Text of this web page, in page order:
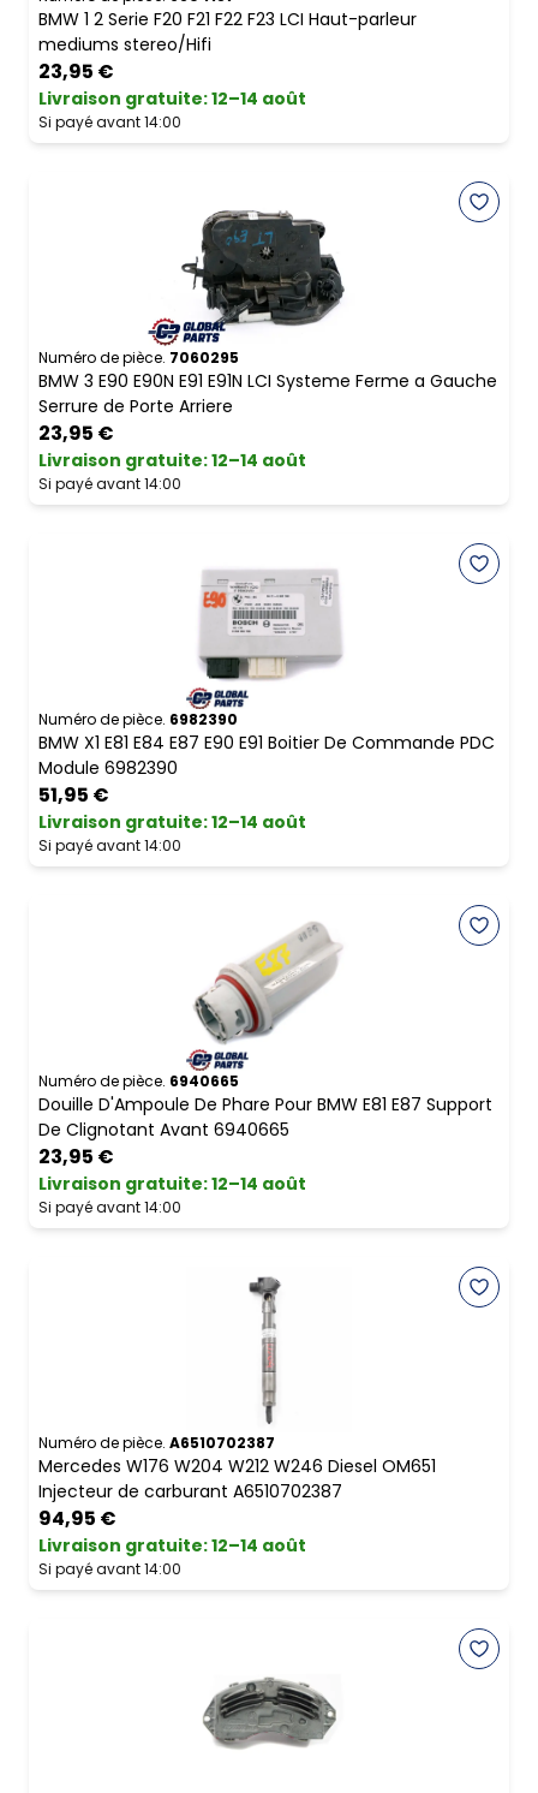
BMW 1 2 Serie F20 F21 F22 F23 LCI Haut-parleur
mediums stereo/Hifi
23,95 €
Livraison gratuite:12–14 août
Si payé avant 14:00
Numéro de pièce. 7060295
BMW 3 E90 E90N E91 E91N LCI Systeme Ferme a Gauche
Serrure de Porte Arriere
23,95 €
Livraison gratuite:12–14 août
Si payé avant 14:00
Numéro de pièce. 6982390
BMW X1 E81 E84 E87 E90 E91 Boitier De Commande PDC
Module 6982390
51,95 €
Livraison gratuite:12–14 août
Si payé avant 14:00
Numéro de pièce. 6940665
Douille D'Ampoule De Phare Pour BMW E81 E87 Support
De Clignotant Avant 6940665
23,95 €
Livraison gratuite:12–14 août
Si payé avant 14:00
Numéro de pièce. A6510702387
Mercedes W176 W204 W212 W246 Diesel OM651
Injecteur de carburant A6510702387
94,95 €
Livraison gratuite:12–14 août
Si payé avant 14:00